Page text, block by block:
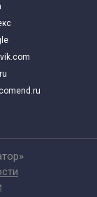
ВДНХ
вокзала
Москве